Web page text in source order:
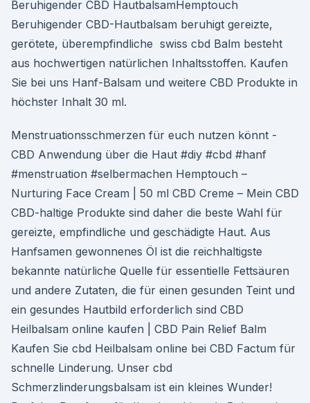
Beruhigender CBD HautbalsamHemptouch
Beruhigender CBD-Hautbalsam beruhigt gereizte,
gerötete, überempfindliche swiss cbd Balm besteht
aus hochwertigen natürlichen Inhaltsstoffen. Kaufen
Sie bei uns Hanf-Balsam und weitere CBD Produkte in
höchster Inhalt 30 ml.
Menstruationsschmerzen für euch nutzen könnt -
CBD Anwendung über die Haut #diy #cbd #hanf
#menstruation #selbermachen Hemptouch –
Nurturing Face Cream | 50 ml CBD Creme – Mein CBD
CBD-haltige Produkte sind daher die beste Wahl für
gereizte, empfindliche und geschädigte Haut. Aus
Hanfsamen gewonnenes Öl ist die reichhaltigste
bekannte natürliche Quelle für essentielle Fettsäuren
und andere Zutaten, die für einen gesunden Teint und
ein gesundes Hautbild erforderlich sind CBD
Heilbalsam online kaufen | CBD Pain Relief Balm
Kaufen Sie cbd Heilbalsam online bei CBD Factum für
schnelle Linderung. Unser cbd
Schmerzlinderungsbalsam ist ein kleines Wunder!